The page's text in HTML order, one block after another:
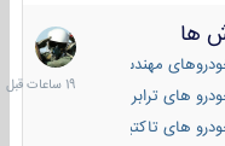
ها
مهندسی
نظام
های ترابری نظامی
و ضد تانک
های تاکتیکی نظامی
19
ساعات
قبل